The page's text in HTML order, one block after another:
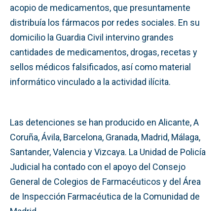
acopio de medicamentos, que presuntamente
distribuía los fármacos por redes sociales. En su
domicilio la Guardia Civil intervino grandes
cantidades de medicamentos, drogas, recetas y
sellos médicos falsificados, así como material
informático vinculado a la actividad ilícita.
Las detenciones se han producido en Alicante, A
Coruña, Ávila, Barcelona, Granada, Madrid, Málaga,
Santander, Valencia y Vizcaya. La Unidad de Policía
Judicial ha contado con el apoyo del Consejo
General de Colegios de Farmacéuticos y del Área
de Inspección Farmacéutica de la Comunidad de